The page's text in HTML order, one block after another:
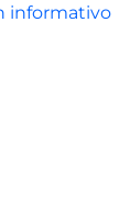
informativo